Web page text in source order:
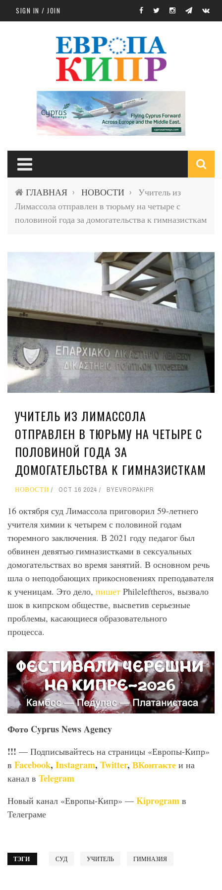
Skip to main content
SIGN IN / JOIN
ГЛАВНАЯ › НОВОСТИ ›
Учитель из
Лимассола отправлен в тюрьму на четыре с
половиной года за домогательства к гимназисткам
УЧИТЕЛЬ ИЗ ЛИМАССОЛА
ОТПРАВЛЕН В ТЮРЬМУ НА ЧЕТЫРЕ С
ПОЛОВИНОЙ ГОДА ЗА
ДОМОГАТЕЛЬСТВА К ГИМНАЗИСТКАМ
НОВОСТИ OCT 16 2024 BYEVROPAKIPR
16 октября суд Лимассола приговорил 59-летнего
учителя химии к четырем с половиной годам
тюремного заключения. В 2021 году педагог был
обвинен девятью гимназистками в сексуальных
домогательствах во время занятий. В основном речь
шла о неподобающих прикосновениях преподавателя
к ученицам. Это дело, пишет Phileleftheros, вызвало
шок в кипрском обществе, высветив серьезные
проблемы, касающиеся образовательного
процесса.
Фото Cyprus News Agency
!!! — Подписывайтесь на страницы «Европы-Кипр»
в Facebook, Instagram, Twitter, ВКонтакте и на
канал в Telegram
Новый канал «Европы-Кипр» — Kiprogram в
Телеграме
ТЭГИ СУД УЧИТЕЛЬ ГИМНАЗИЯ